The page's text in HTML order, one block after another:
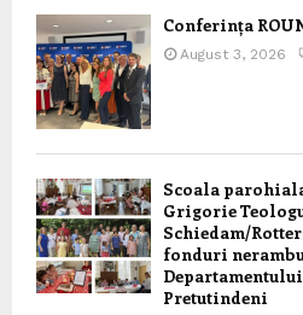
Conferința
August 3, 2026
Scoala
Grigorie
Schiedam/
fonduri
Pretutindeni